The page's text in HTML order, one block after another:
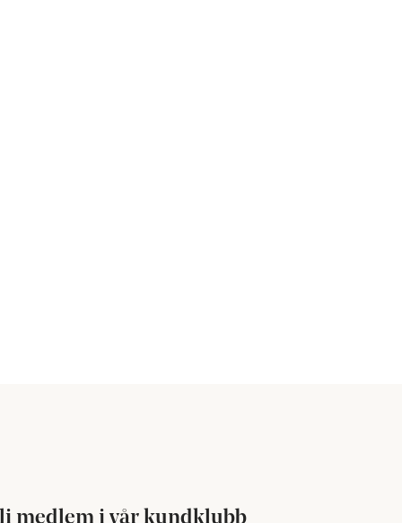
medlem i vår kundklubb